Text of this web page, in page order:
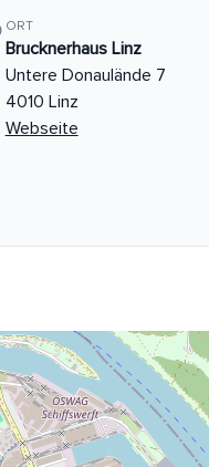
ORT
Brucknerhaus Linz
Untere Donaulände 7
4010 Linz
Webseite